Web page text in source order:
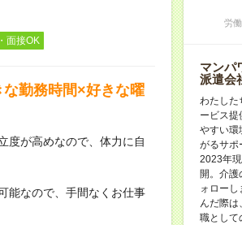
面接OK
勤務時間×好きな曜
度が高めなので、体力に自
能なので、手間なくお仕事
労
マンパ
派遣会
わたした
ービス提
やすい環
がるサポ
2023年
開。介護
ォロー
んだ際
職として